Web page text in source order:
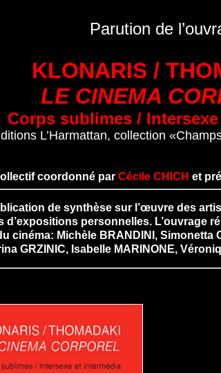
Parution de
KLONARIS /
LE CINEMA
Corps sublimes /
L’Harmattan, collection
coordonné par Cécile CHICH et
de synthèse sur l’œuvre des
d’expositions personnelles. L’ouvrage
cinéma: Michèle BRANDINI, Simonetta
GRZINIC, Isabelle MARINONE,